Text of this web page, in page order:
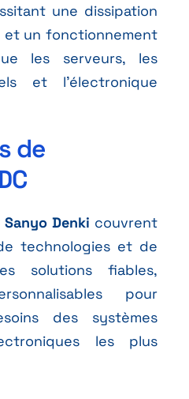
une dissipation
un fonctionnement
les serveurs, les
et l’électronique
de
Sanyo Denki couvrent
technologies et de
solutions fiables,
pour
des systèmes
les plus